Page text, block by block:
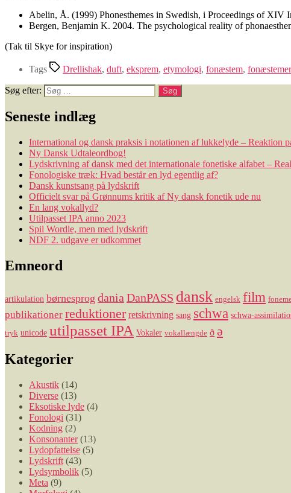
Abelin, Å. (1999) Phonesthemes in Swedish, i Proceedings of XIV
Bergen, Benjamin K. 2004. The psychological reality of
(Tak til Skye for inspiration)
Tags Drellishak, duft, eksprem, etymologi, fonæstem, fonæstemer
Søg efter:
Seneste indlæg
International og dansk praksis i notationen af lukkelyde – Reaktion
Ny Dansk Udtaleordbog!
Lydskrivning af dansk med det internationale fonetiske alfabet –
Fonologiske træk: Hvad består en lyd egentlig af?
Dansk kunstsang på lydskrift
Officielt svar på Grønnums kritik af Ny dansk fonetik ude nu
En lang vokallyd?
Utilpasset IPA anno 2023
Spil Wordle, men med lydskrift
NDF 2. udgave er udkommet
Emneord
artikulation børnesprog dania DanPASS dansk engelsk film
publikationer reduktioner retskrivning sang schwa schwa-
tryk unicode utilpasset IPA Vokaler vokallængde ð ə
Kategorier
Akustik (14)
Diverse (13)
Eksotiske lyde (4)
Fonologi (31)
Kodning (2)
Konsonanter(13)
Lydopfattelse (5)
Lydskrift (43)
Lydsymbolik (5)
Meta (9)